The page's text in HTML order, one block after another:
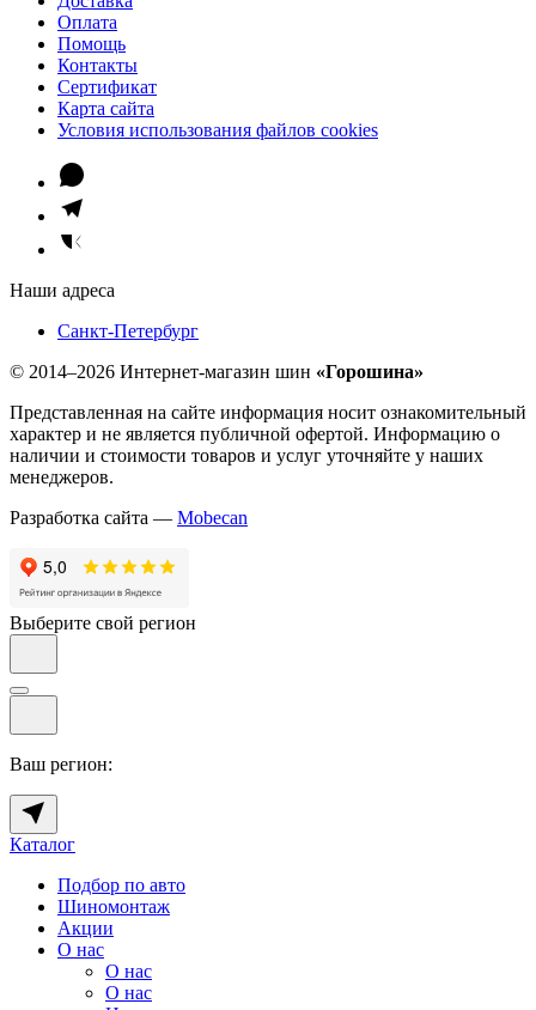
Оплата
Помощь
Контакты
Сертификат
Карта сайта
Условия использования файлов cookies
Наши адреса
Санкт-Петербург
© 2014–2026 Интернет-магазин шин «Горошина»
Представленная на сайте информация носит ознакомительный
характер и не является публичной офертой. Информацию о
наличии и стоимости товаров и услуг уточняйте у наших
менеджеров.
Разработка сайта — Mobecan
Выберите свой регион
Ваш регион:
Каталог
Подбор по авто
Шиномонтаж
Акции
О нас
О нас
О нас